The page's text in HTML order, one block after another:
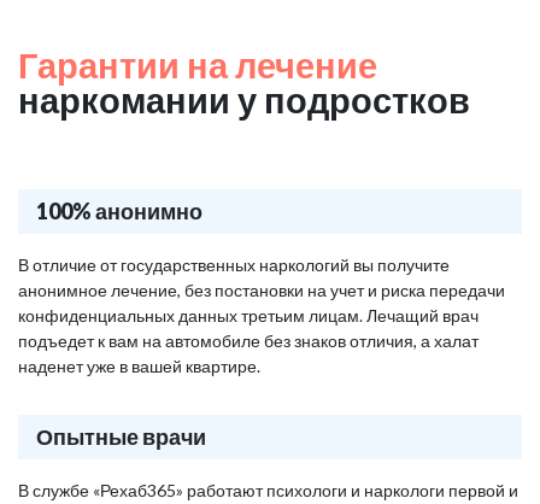
Гарантии на лечение
наркомании у подростков
100% анонимно
В отличие от государственных наркологий вы получите
анонимное лечение, без постановки на учет и риска передачи
конфиденциальных данных третьим лицам. Лечащий врач
подъедет к вам на автомобиле без знаков отличия, а халат
наденет уже в вашей квартире.
Опытные врачи
В службе «Рехаб365» работают психологи и наркологи первой и